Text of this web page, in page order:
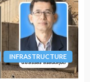
INFRASTRUCTURE